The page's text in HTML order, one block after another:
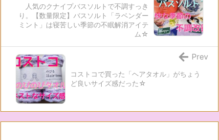
人気のクナイプバスソルトで不調すっき
り。【数量限定】バスソルト「ラベンダー
ミント」は寝苦しい季節の不眠解消アイテ
ム☆
コストコで買った「ヘアタオル」がちょう
ど良いサイズ感だった☆
Prev